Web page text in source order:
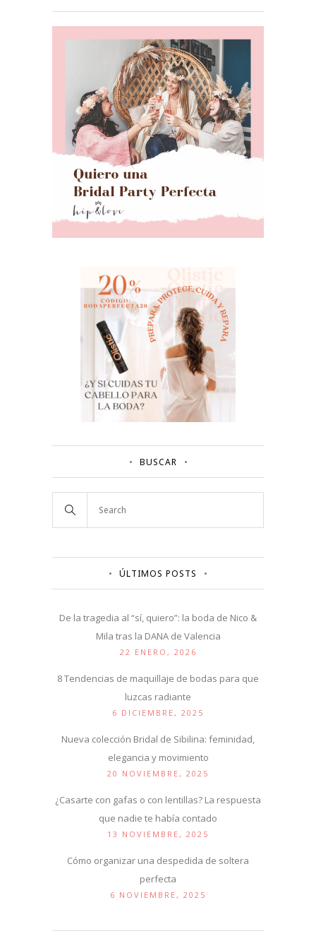
BUSCAR
ÚLTIMOS POSTS
De la tragedia al “sí, quiero”: la boda de Nico &
Mila tras la DANA de Valencia
22 ENERO, 2026
8 Tendencias de maquillaje de bodas para que
luzcas radiante
6 DICIEMBRE, 2025
Nueva colección Bridal de Sibilina: feminidad,
elegancia y movimiento
20 NOVIEMBRE, 2025
¿Casarte con gafas o con lentillas? La respuesta
que nadie te había contado
13 NOVIEMBRE, 2025
Cómo organizar una despedida de soltera
perfecta
6 NOVIEMBRE, 2025